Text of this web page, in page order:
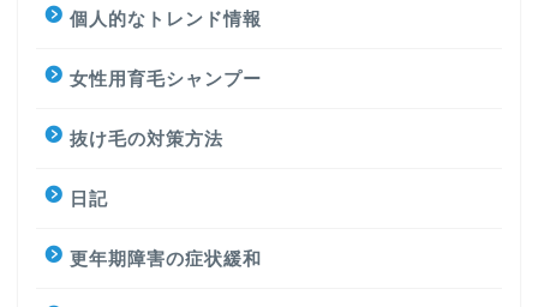
個人的なトレンド情報
女性用育毛シャンプー
抜け毛の対策方法
日記
更年期障害の症状緩和